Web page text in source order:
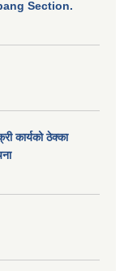
Section.
कार्यको ठेक्का